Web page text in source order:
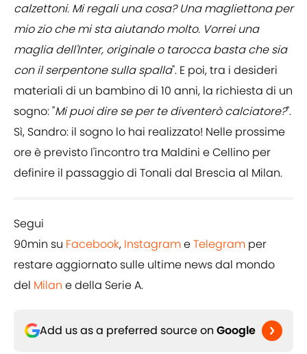
calzettoni. Mi regali una cosa? Una magliettona per
mio zio che mi sta aiutando molto. Vorrei una
maglia dell'Inter, originale o tarocca basta che sia
con il serpentone sulla spalla". E poi, tra i desideri
materiali di un bambino di 10 anni, la richiesta di un
sogno: "Mi puoi dire se per te diventerò calciatore?".
Sì, Sandro: il sogno lo hai realizzato! Nelle prossime
ore è previsto l'incontro tra Maldini e Cellino per
definire il passaggio di Tonali dal Brescia al Milan.
Segui
90min su Facebook, InstagrameTelegram per
restare aggiornato sulle ultime news dal mondo
del Milan e della Serie A.
Add us as a preferred source on Google